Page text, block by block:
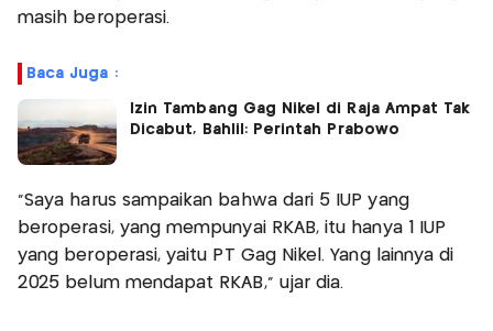
masih beroperasi.
Baca Juga :
Izin Tambang Gag Nikel di Raja Ampat Tak
Dicabut, Bahlil: Perintah Prabowo
“Saya harus sampaikan bahwa dari 5 IUP yang
beroperasi, yang mempunyai RKAB, itu hanya 1 IUP
yang beroperasi, yaitu PT Gag Nikel. Yang lainnya di
2025 belum mendapat RKAB,” ujar dia.